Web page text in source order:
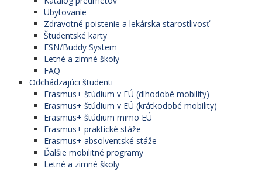
Ubytovanie
Zdravotné poistenie a lekárska starostlivosť
Študentské karty
ESN/Buddy System
Letné a zimné školy
FAQ
Odchádzajúci študenti
Erasmus+ štúdium v EÚ (dlhodobé mobility)
Erasmus+ štúdium v EÚ (krátkodobé mobility)
Erasmus+ štúdium mimo EÚ
Erasmus+ praktické stáže
Erasmus+ absolventské stáže
Ďalšie mobilitné programy
Letné a zimné školy